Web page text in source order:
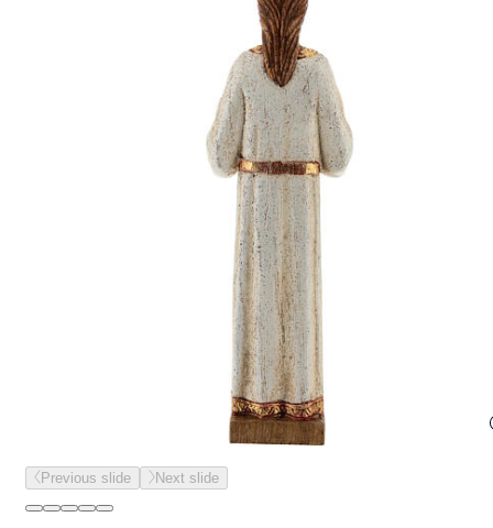
Previous slide Next slide